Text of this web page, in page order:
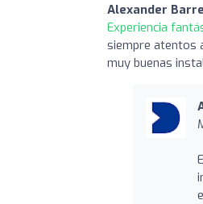
Alexander
Experiencia
siempre atentos
muy buenas